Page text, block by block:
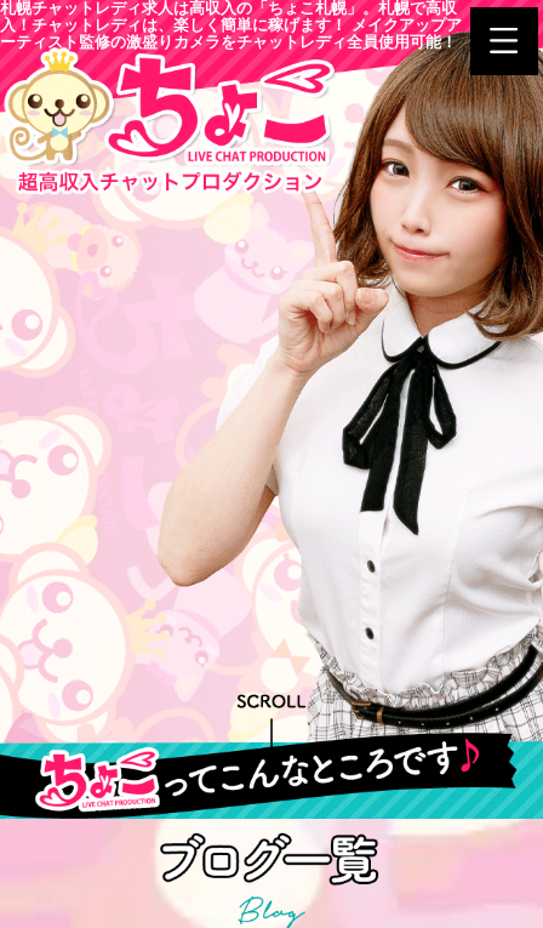
札幌チャットレディ求人は高収入の「ちょこ札幌」。札幌で高収
入！チャットレディは、楽しく簡単に稼げます！ メイクアップア
ーティスト監修の激盛りカメラをチャットレディ全員使用可能！